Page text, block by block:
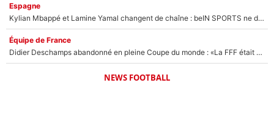
Espagne
Kylian Mbappé et Lamine Yamal changent de chaîne : beIN SPORTS ne digère pas cette décision historique et prédit un fiasco pour la Liga
Équipe de France
Didier Deschamps abandonné en pleine Coupe du monde : «La FFF était déjà passée à Zinedine Zidane»
NEWS FOOTBALL